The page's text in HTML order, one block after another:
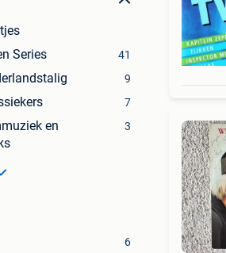
Series
41
9
7
en
3
6